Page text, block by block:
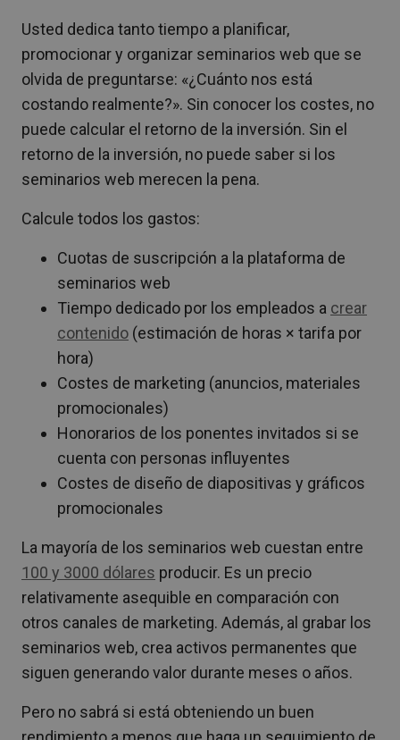
Usted dedica tanto tiempo a planificar,
promocionar y organizar seminarios web que se
olvida de preguntarse: «¿Cuánto nos está
costando realmente?». Sin conocer los costes, no
puede calcular el retorno de la inversión. Sin el
retorno de la inversión, no puede saber si los
seminarios web merecen la pena.
Calcule todos los gastos:
Cuotas de suscripción a la plataforma de
seminarios web
Tiempo dedicado por los empleados a crear
contenido (estimación de horas × tarifa por
hora)
Costes de marketing (anuncios, materiales
promocionales)
Honorarios de los ponentes invitados si se
cuenta con personas influyentes
Costes de diseño de diapositivas y gráficos
promocionales
La mayoría de los seminarios web cuestan entre
100 y 3000 dólares producir. Es un precio
relativamente asequible en comparación con
otros canales de marketing. Además, al grabar los
seminarios web, crea activos permanentes que
siguen generando valor durante meses o años.
Pero no sabrá si está obteniendo un buen